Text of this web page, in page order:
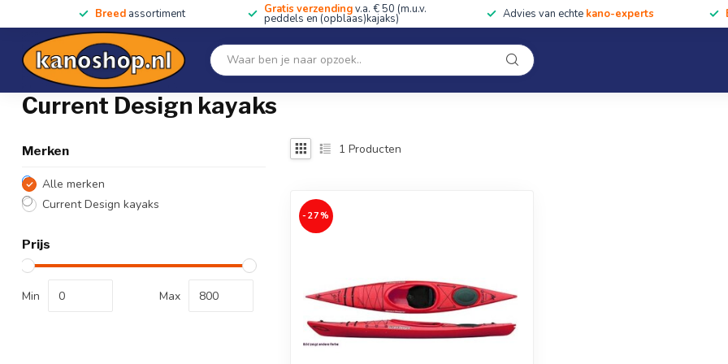
Breed assortiment Gratis verzendingv.a. € 50 (m.u.v.
peddels en (opblaas)kajaks) Advies van echte kano-experts
SALE!! Kano's, kajaks & SUP's Peddels Kleding Uitrusting Accessoires Cursussen &
Onze winkel
Home Merken / Current Design kayaks
Current Design kayaks
Merken
Alle merken
Current Design kayaks
Prijs
Min Max
1 Producten
-27%